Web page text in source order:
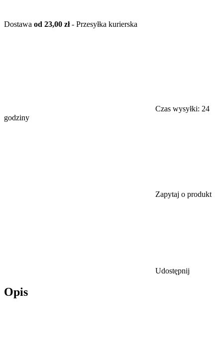
Dostawa od 23,00 zł- Przesyłka kurierska
Czas wysyłki: 24
godziny
Zapytaj o produkt
Udostępnij
Opis